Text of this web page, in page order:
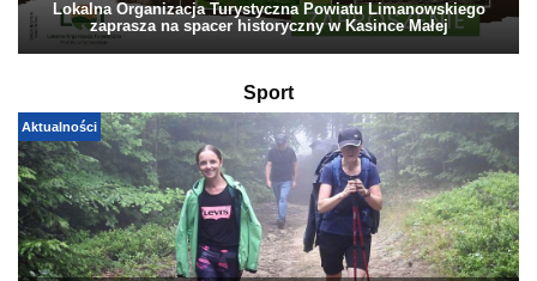
Lokalna Organizacja Turystyczna Powiatu Limanowskiego
zaprasza na spacer historyczny w Kasince Małej
Sport
Aktualności